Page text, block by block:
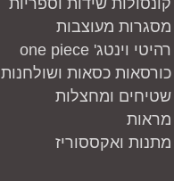
קונסולות שידות וספריות
מסגרות מעוצבות
רהיטי וינטג' one piece
כורסאות כסאות ושולחנות
שטיחים ומחצלות
מראות
מתנות ואקססוריז